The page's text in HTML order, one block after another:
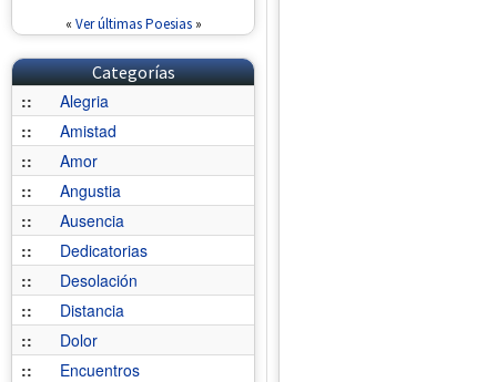
« Ver últimas Poesias»
Categorías
::
Alegria
::
Amistad
::
Amor
::
Angustia
::
Ausencia
::
Dedicatorias
::
Desolación
::
Distancia
::
Dolor
::
Encuentros